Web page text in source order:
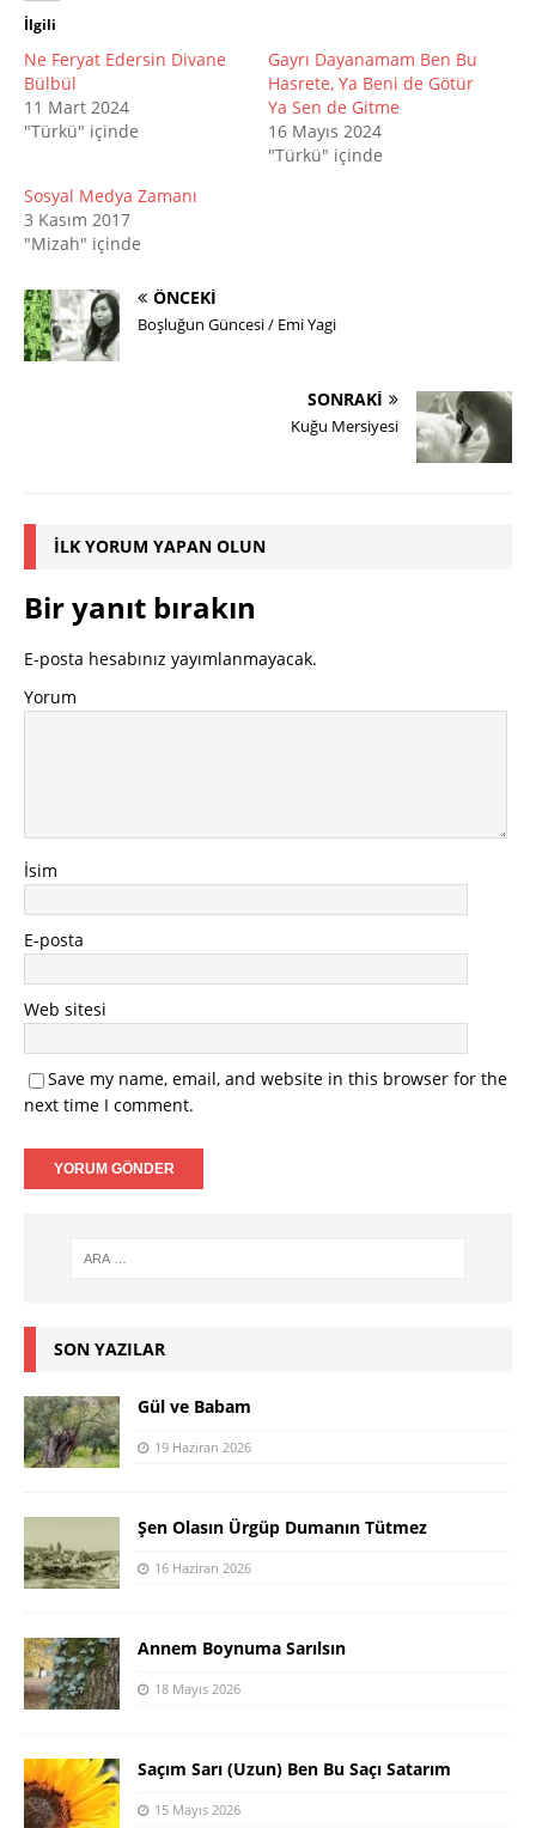
İlgili
Ne Feryat Edersin Divane
Bülbül
11 Mart 2024
"Türkü" içinde
Gayrı Dayanamam Ben Bu
Hasrete, Ya Beni de Götür
Ya Sen de Gitme
16 Mayıs 2024
"Türkü" içinde
Sosyal Medya Zamanı
3 Kasım 2017
"Mizah" içinde
ÖNCEKI
Boşluğun Güncesi / Emi Yagi
SONRAKI
Kuğu Mersiyesi
İLK YORUM YAPAN OLUN
Bir yanıt bırakın
E-posta hesabınız yayımlanmayacak.
Yorum
İsim
E-posta
Web sitesi
Save my name, email, and website in this browser for the
next time I comment.
SON YAZILAR
Gül ve Babam
19 Haziran 2026
Şen Olasın Ürgüp Dumanın Tütmez
16 Haziran 2026
Annem Boynuma Sarılsın
18 Mayıs 2026
Saçım Sarı (Uzun) Ben Bu Saçı Satarım
15 Mayıs 2026